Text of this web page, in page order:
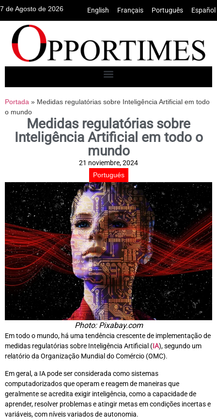
7 de Agosto de 2026 English Français Português Español
Portada » Medidas regulatórias sobre Inteligência Artificial em todo
o mundo
Medidas regulatórias sobre
Inteligência Artificial em todo o
mundo
21 noviembre, 2024
Portugués
Photo: Pixabay.com
Em todo o mundo, há uma tendência crescente de implementação de
medidas regulatórias sobre Inteligência Artificial (IA), segundo um
relatório da Organização Mundial do Comércio (OMC).
Em geral, a IA pode ser considerada como sistemas
computadorizados que operam e reagem de maneiras que
geralmente se acredita exigir inteligência, como a capacidade de
aprender, resolver problemas e atingir metas em condições incertas e
variáveis, com níveis variados de autonomia.